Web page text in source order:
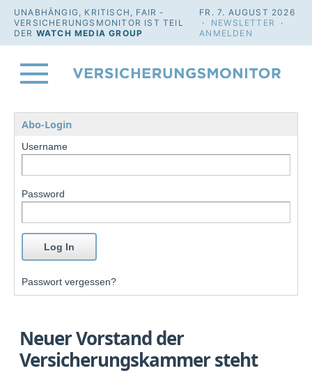
UNABHÄNGIG, KRITISCH, FAIR -
VERSICHERUNGSMONITOR IST TEIL
DER WATCH MEDIA GROUP
FR. 7. AUGUST 2026
· NEWSLETTER
·
ANMELDEN
Abo-Login
Username
Password
Passwort vergessen?
Neuer Vorstand der
Versicherungskammer steht